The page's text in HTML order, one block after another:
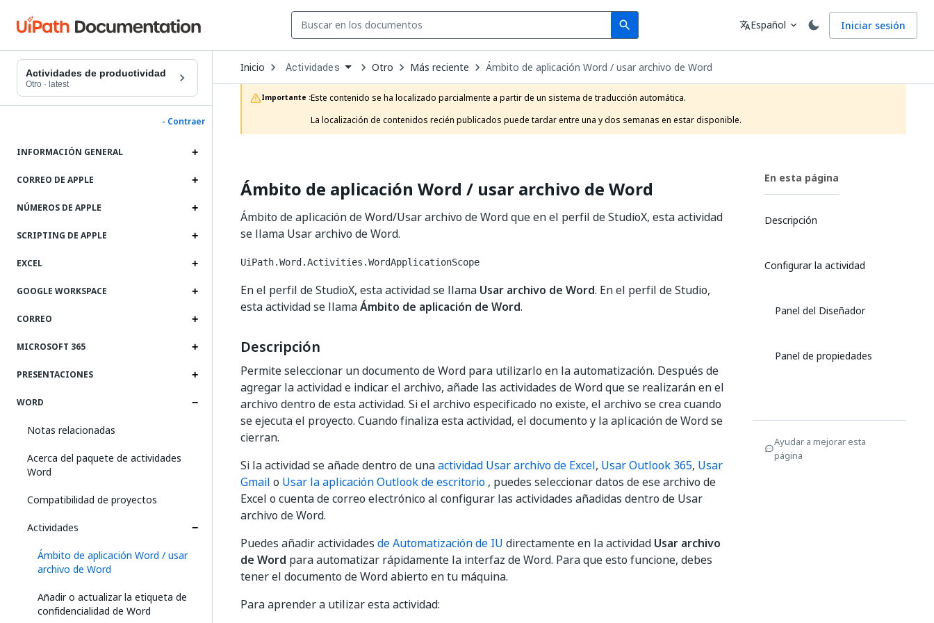
search
Search Idioma
translateEspañol expand_more Iniciar sesión
Actividades de productividad
Otro · latest
- Contraer
INFORMACIÓN GENERAL
CORREO DE APPLE
NÚMEROS DE APPLE
SCRIPTING DE APPLE
EXCEL
GOOGLE WORKSPACE
CORREO
MICROSOFT 365
PRESENTACIONES
WORD
Notas relacionadas
Acerca del paquete de actividades
Word
Compatibilidad de proyectos
Actividades
Ámbito de aplicación Word / usar
archivo de Word
Añadir o actualizar la etiqueta de
confidencialidad de Word
Inicio Open
Dropdown
to
choose
product
Actividades Otro Más reciente Ámbito de aplicación Word / usar archivo de Word
Importante :Este contenido se ha localizado parcialmente a partir de un sistema de traducción automática.
La localización de contenidos recién publicados puede tardar entre una y dos semanas en estar disponible.
Ámbito de aplicación Word / usar archivo de Word
Ámbito de aplicación de Word/Usar archivo de Word que en el perfil de StudioX, esta actividad
se llama Usar archivo de Word.
UiPath.Word.Activities.WordApplicationScope
En el perfil de StudioX, esta actividad se llama Usar archivo de Word. En el perfil de Studio,
esta actividad se llamaÁmbito de aplicación de Word.
Descripción
Permite seleccionar un documento de Word para utilizarlo en la automatización. Después de
agregar la actividad e indicar el archivo, añade las actividades de Word que se realizarán en el
archivo dentro de esta actividad. Si el archivo especificado no existe, el archivo se crea cuando
se ejecuta el proyecto. Cuando finaliza esta actividad, el documento y la aplicación de Word se
cierran.
Si la actividad se añade dentro de unaactividad Usar archivo de Excel, Usar Outlook 365, Usar
Gmail o Usar la aplicación Outlook de escritorio , puedes seleccionar datos de ese archivo de
Excel o cuenta de correo electrónico al configurar las actividades añadidas dentro de Usar
archivo de Word.
Puedes añadir actividades de Automatización de IU directamente en la actividad Usar archivo
de Word para automatizar rápidamente la interfaz de Word. Para que esto funcione, debes
tener el documento de Word abierto en tu máquina.
Para aprender a utilizar esta actividad:
En esta página
Descripción
Configurar la actividad
Panel del Diseñador
Panel de propiedades
Ayudar a mejorar esta
página